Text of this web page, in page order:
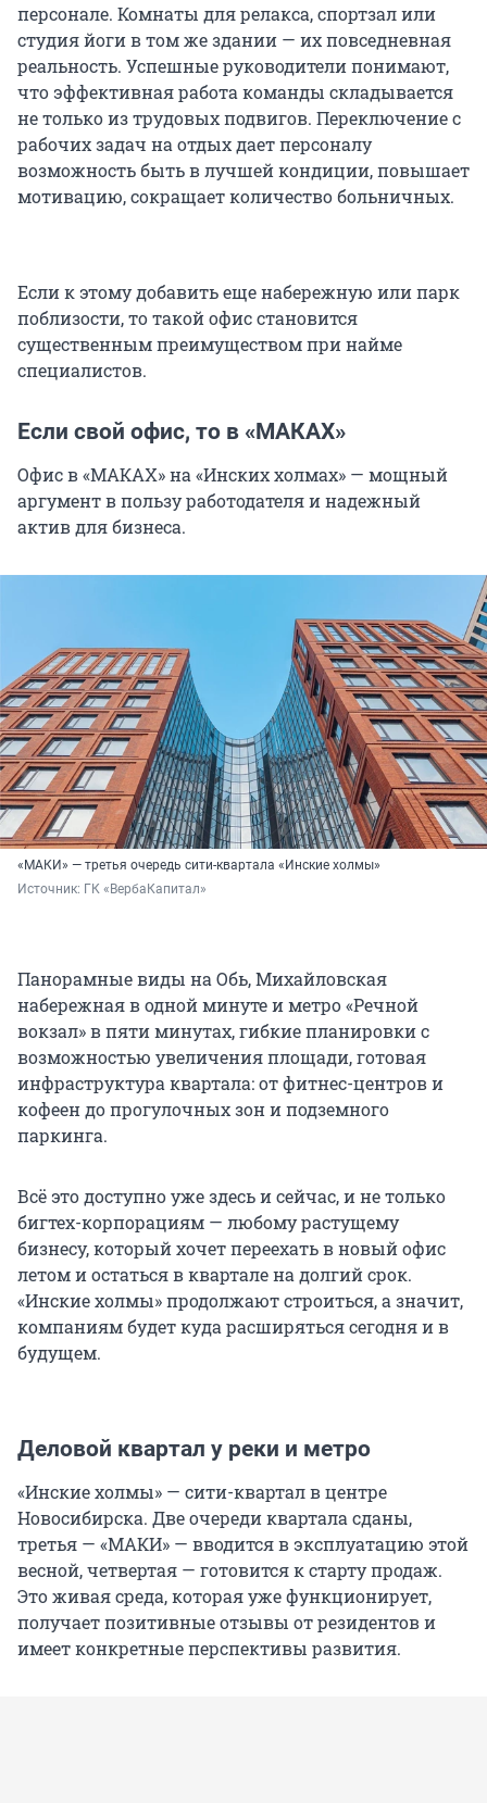
персонале. Комнаты для релакса, спортзал или
студия йоги в том же здании — их повседневная
реальность. Успешные руководители понимают,
что эффективная работа команды складывается
не только из трудовых подвигов. Переключение с
рабочих задач на отдых дает персоналу
возможность быть в лучшей кондиции, повышает
мотивацию, сокращает количество больничных.
Если к этому добавить еще набережную или парк
поблизости, то такой офис становится
существенным преимуществом при найме
специалистов.
Если свой офис, то в «МАКАХ»
Офис в «МАКАХ» на «Инских холмах» — мощный
аргумент в пользу работодателя и надежный
актив для бизнеса.
«МАКИ» — третья очередь сити-квартала «Инские холмы»
Источник: ГК «ВербаКапитал»
Панорамные виды на Обь, Михайловская
набережная в одной минуте и метро «Речной
вокзал» в пяти минутах, гибкие планировки с
возможностью увеличения площади, готовая
инфраструктура квартала: от фитнес-центров и
кофеен до прогулочных зон и подземного
паркинга.
Всё это доступно уже здесь и сейчас, и не только
бигтех-корпорациям — любому растущему
бизнесу, который хочет переехать в новый офис
летом и остаться в квартале на долгий срок.
«Инские холмы» продолжают строиться, а значит,
компаниям будет куда расширяться сегодня и в
будущем.
Деловой квартал у реки и метро
«Инские холмы» — сити-квартал в центре
Новосибирска. Две очереди квартала сданы,
третья — «МАКИ» — вводится в эксплуатацию этой
весной, четвертая — готовится к старту продаж.
Это живая среда, которая уже функционирует,
получает позитивные отзывы от резидентов и
имеет конкретные перспективы развития.